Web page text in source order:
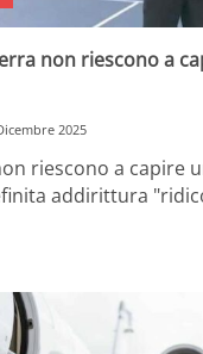
non riescono a
2025
riescono a capire
addirittura